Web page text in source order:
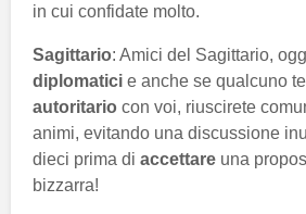
in cui confidate molto.
Sagittario: Amici del Sagittario,
diplomatici e anche se qualcuno
autoritario con voi, riuscirete
animi, evitando una discussione
dieci prima di accettare una
bizzarra!